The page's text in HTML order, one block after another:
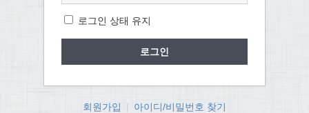
로그인 상태 유지
회원가입 아이디/비밀번호 찾기